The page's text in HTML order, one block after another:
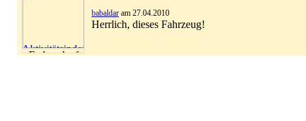
babaldar am 27.04.2010
Herrlich, dieses Fahrzeug!